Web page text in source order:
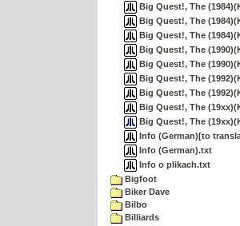
Big Quest!, The
Big Quest!, The
Big Quest!, The
Big Quest!, The
Big Quest!, The
Big Quest!, The
Big Quest!, The
Big Quest!, The
Big Quest!, The
Info (German)[to
Info (German).txt
Info o plikach.txt
Bigfoot
Biker Dave
Bilbo
Billiards